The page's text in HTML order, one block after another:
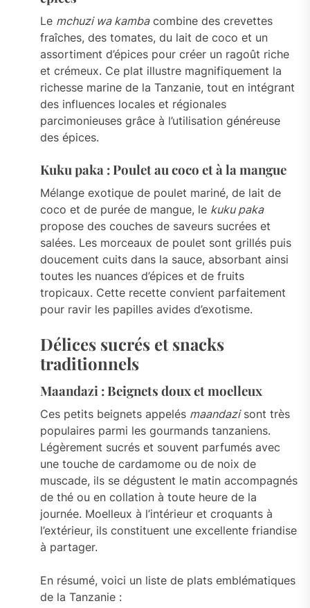
Le mchuzi wa kambacombine des crevettes
fraîches, des tomates, du lait de coco et un
assortiment d’épices pour créer un ragoût riche
et crémeux. Ce plat illustre magnifiquement la
richesse marine de la Tanzanie, tout en intégrant
des influences locales et régionales
parcimonieuses grâce à l’utilisation généreuse
des épices.
Kuku paka : Poulet au coco et à la mangue
Mélange exotique de poulet mariné, de lait de
coco et de purée de mangue, le kuku paka
propose des couches de saveurs sucrées et
salées. Les morceaux de poulet sont grillés puis
doucement cuits dans la sauce, absorbant ainsi
toutes les nuances d’épices et de fruits
tropicaux. Cette recette convient parfaitement
pour ravir les papilles avides d’exotisme.
Délices sucrés et snacks
traditionnels
Maandazi : Beignets doux et moelleux
Ces petits beignets appelés maandazisont très
populaires parmi les gourmands tanzaniens.
Légèrement sucrés et souvent parfumés avec
une touche de cardamome ou de noix de
muscade, ils se dégustent le matin accompagnés
de thé ou en collation à toute heure de la
journée. Moelleux à l’intérieur et croquants à
l’extérieur, ils constituent une excellente friandise
à partager.
En résumé, voici un liste de plats emblématiques
de la Tanzanie :